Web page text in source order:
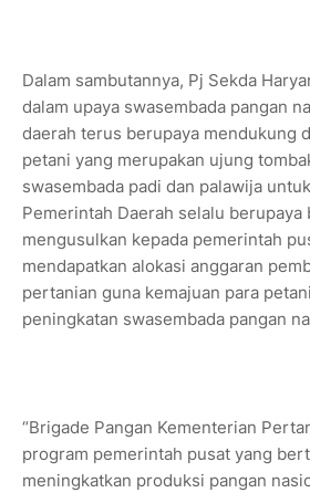
Dalam sambutannya, Pj Sekda
dalam upaya swasembada pangan
daerah terus berupaya mendukung
petani yang merupakan ujung
swasembada padi dan palawija
Pemerintah Daerah selalu berupaya
mengusulkan kepada pemerintah
mendapatkan alokasi anggaran
pertanian guna kemajuan para
peningkatan swasembada pangan
“Brigade Pangan Kementerian
program pemerintah pusat yang
meningkatkan produksi pangan